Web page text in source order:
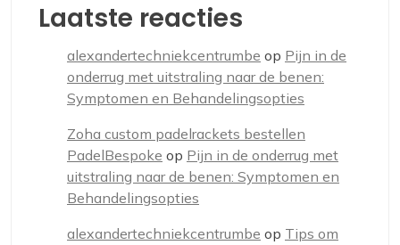
Laatste reacties
alexandertechniekcentrumbe op Pijn in de
onderrug met uitstraling naar de benen:
Symptomen en Behandelingsopties
Zoha custom padelrackets bestellen
PadelBespoke op Pijn in de onderrug met
uitstraling naar de benen: Symptomen en
Behandelingsopties
alexandertechniekcentrumbe op Tips om